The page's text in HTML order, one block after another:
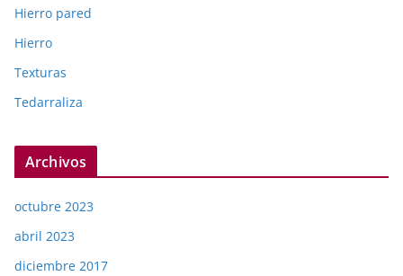
Hierro pared
Hierro
Texturas
Tedarraliza
Archivos
octubre 2023
abril 2023
diciembre 2017